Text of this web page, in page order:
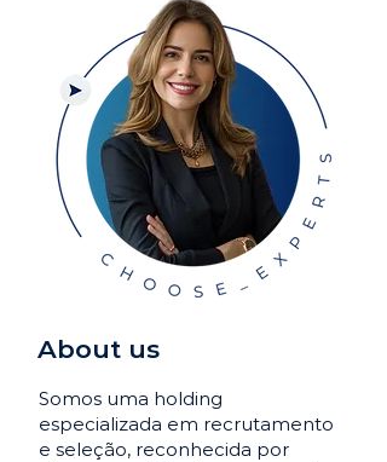
About us
Somos uma holding
especializada em recrutamento
e seleção, reconhecida por